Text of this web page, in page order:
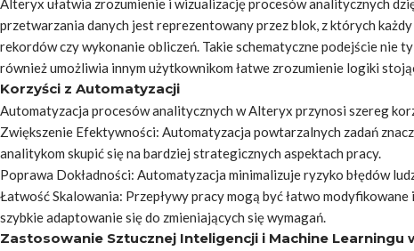
Alteryx ułatwia zrozumienie i wizualizację procesów analitycznych
przetwarzania danych jest reprezentowany przez blok, z których
rekordów czy wykonanie obliczeń. Takie schematyczne podejście nie
również umożliwia innym użytkownikom łatwe zrozumienie logiki
Korzyści z Automatyzacji
Automatyzacja procesów analitycznych w Alteryx przynosi szereg
Zwiększenie Efektywności: Automatyzacja powtarzalnych zadań
analitykom skupić się na bardziej strategicznych aspektach pracy.
Poprawa Dokładności: Automatyzacja minimalizuje ryzyko błędów
Łatwość Skalowania: Przepływy pracy mogą być łatwo
szybkie adaptowanie się do zmieniających się wymagań.
Zastosowanie Sztucznej Inteligencji i Machine Learningu